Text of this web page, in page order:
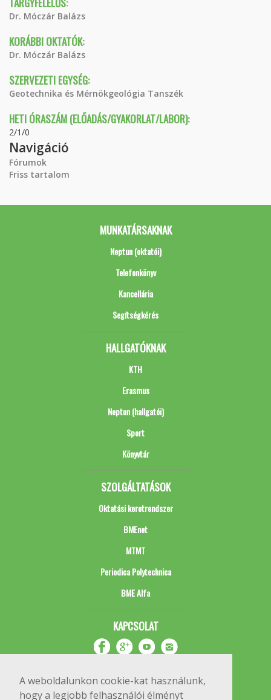
A weboldalunkon cookie-kat használunk,
hogy a legjobb felhasználói élményt
Dr. Móczár Balázs
KORÁBBI OKTATÓK:
Dr. Móczár Balázs
SZERVEZETI EGYSÉG:
Geotechnika és Mérnökgeológia Tanszék
HETI ÓRASZÁM (ELŐADÁS/GYAKORLAT/LABOR):
2/1/0
Navigáció
Fórumok
Friss tartalom
MUNKATÁRSAKNAK
Neptun (oktatói)
Telefonkönyv
Kancellária
Segítségkérés
HALLGATÓKNAK
KTH
Erasmus
Neptun (hallgatói)
Sport
Könyvtár
SZOLGÁLTATÁSOK
Oktatási keretrendszer
BMEnet
MTMT
Periodica Polytechnica
BME Alfa
KAPCSOLAT